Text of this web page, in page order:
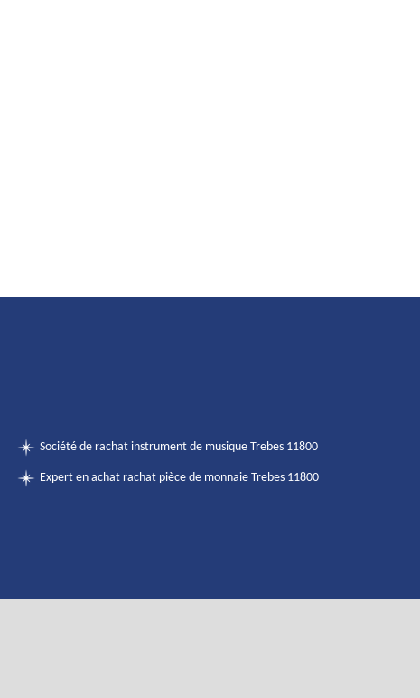
Société de rachat instrument de musique Trebes 11800
Expert en achat rachat pièce de monnaie Trebes 11800